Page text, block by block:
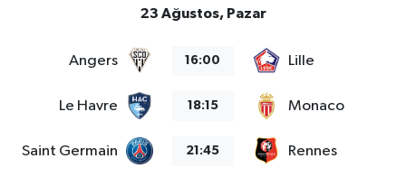
23 Ağustos, Pazar
Angers 16:00 Lille
Le Havre 18:15 Monaco
Saint Germain 21:45 Rennes